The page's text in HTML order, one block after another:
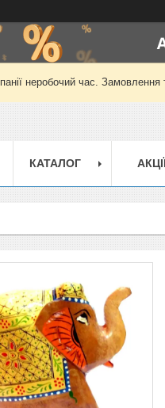
неробочий час. Замовлення
КАТАЛОГ АКЦІЇ